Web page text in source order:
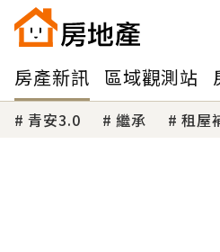
房產新訊 區域觀測站
青安3.0 繼承 租屋